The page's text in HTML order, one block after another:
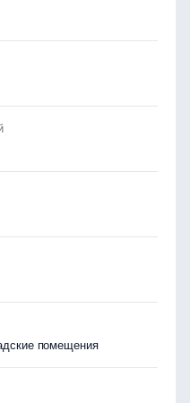
помещения